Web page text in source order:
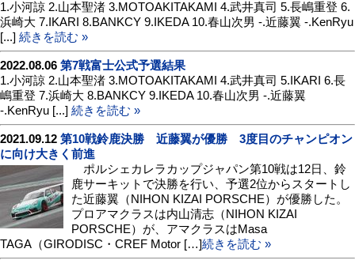
1.小河諒 2.山本聖渚 3.MOTOAKITAKAMI 4.武井真司 5.長嶋重登 6.
浜崎大 7.IKARI 8.BANKCY 9.IKEDA 10.春山次男 -.近藤翼 -.KenRyu
[...] 続きを読む »
2022.08.06 第7戦富士公式予選結果
1.小河諒 2.山本聖渚 3.MOTOAKITAKAMI 4.武井真司 5.IKARI 6.長
嶋重登 7.浜崎大 8.BANKCY 9.IKEDA 10.春山次男 -.近藤翼
-.KenRyu [...] 続きを読む »
2021.09.12 第10戦鈴鹿決勝 近藤翼が優勝 3度目のチャンピオン
に向け大きく前進
ポルシェカレラカップジャパン第10戦は12日、鈴
鹿サーキットで決勝を行い、予選2位からスタートし
た近藤翼（NIHON KIZAI PORSCHE）が優勝した。
プロアマクラスは内山清志（NIHON KIZAI
PORSCHE）が、アマクラスはMasa
TAGA（GIRODISC・CREF Motor […]続きを読む »